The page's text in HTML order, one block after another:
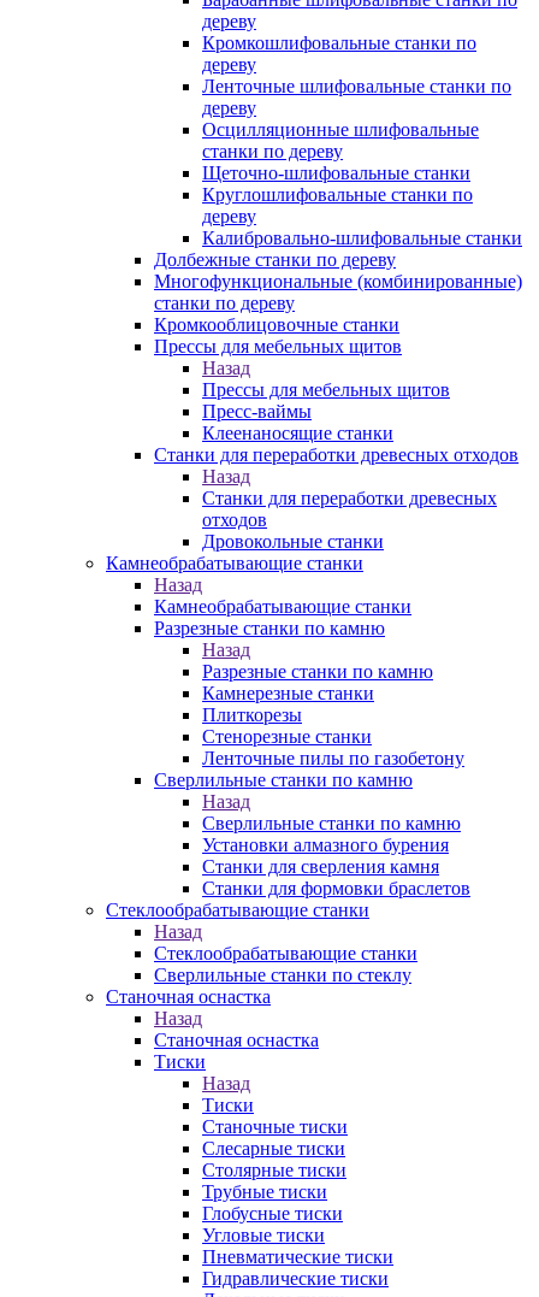
дереву
Кромкошлифовальные станки по
дереву
Ленточные шлифовальные станки по
дереву
Осцилляционные шлифовальные
станки по дереву
Щеточно-шлифовальные станки
Круглошлифовальные станки по
дереву
Калибровально-шлифовальные станки
Долбежные станки по дереву
Многофункциональные (комбинированные)
станки по дереву
Кромкооблицовочные станки
Прессы для мебельных щитов
Назад
Прессы для мебельных щитов
Пресс-ваймы
Клеенаносящие станки
Станки для переработки древесных отходов
Назад
Станки для переработки древесных
отходов
Дровокольные станки
Камнеобрабатывающие станки
Назад
Камнеобрабатывающие станки
Разрезные станки по камню
Назад
Разрезные станки по камню
Камнерезные станки
Плиткорезы
Стенорезные станки
Ленточные пилы по газобетону
Сверлильные станки по камню
Назад
Сверлильные станки по камню
Установки алмазного бурения
Станки для сверления камня
Станки для формовки браслетов
Стеклообрабатывающие станки
Назад
Стеклообрабатывающие станки
Сверлильные станки по стеклу
Станочная оснастка
Назад
Станочная оснастка
Тиски
Назад
Тиски
Станочные тиски
Слесарные тиски
Столярные тиски
Трубные тиски
Глобусные тиски
Угловые тиски
Пневматические тиски
Гидравлические тиски